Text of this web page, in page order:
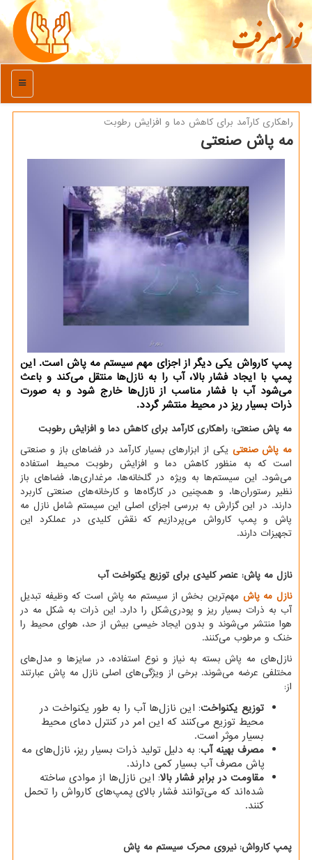
نور معرفت
منو
راهکاری کارآمد برای کاهش دما و افزایش رطوبت
مه پاش صنعتی
پمپ کارواش یکی دیگر از اجزای مهم سیستم مه پاش است. این
پمپ با ایجاد فشار بالا، آب را به نازل‌ها منتقل می‌کند و باعث
می‌شود آب با فشار مناسب از نازل‌ها خارج شود و به صورت
ذرات بسیار ریز در محیط منتشر گردد.
مه پاش صنعتی: راهکاری کارآمد برای کاهش دما و افزایش رطوبت
مه پاش صنعتی یکی از ابزارهای بسیار کارآمد در فضاهای باز و صنعتی
است که به منظور کاهش دما و افزایش رطوبت محیط استفاده
می‌شود. این سیستم‌ها به ویژه در گلخانه‌ها، مرغداری‌ها، فضاهای باز
نظیر رستوران‌ها، و همچنین در کارگاه‌ها و کارخانه‌های صنعتی کاربرد
دارند. در این گزارش به بررسی اجزای اصلی این سیستم شامل نازل مه
پاش و پمپ کارواش می‌پردازیم که نقش کلیدی در عملکرد این
تجهیزات دارند.
نازل مه پاش: عنصر کلیدی برای توزیع یکنواخت آب
نازل مه پاش مهم‌ترین بخش از سیستم مه پاش است که وظیفه تبدیل
آب به ذرات بسیار ریز و پودری‌شکل را دارد. این ذرات به شکل مه در
هوا منتشر می‌شوند و بدون ایجاد خیسی بیش از حد، هوای محیط را
خنک و مرطوب می‌کنند.
نازل‌های مه پاش بسته به نیاز و نوع استفاده، در سایزها و مدل‌های
مختلفی عرضه می‌شوند. برخی از ویژگی‌های اصلی نازل مه پاش عبارتند
از:
توزیع یکنواخت: این نازل‌ها آب را به طور یکنواخت در
محیط توزیع می‌کنند که این امر در کنترل دمای محیط
بسیار موثر است.
مصرف بهینه آب: به دلیل تولید ذرات بسیار ریز، نازل‌های مه
پاش مصرف آب بسیار کمی دارند.
مقاومت در برابر فشار بالا: این نازل‌ها از موادی ساخته
شده‌اند که می‌توانند فشار بالای پمپ‌های کارواش را تحمل
کنند.
پمپ کارواش: نیروی محرک سیستم مه پاش